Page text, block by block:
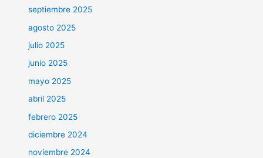
septiembre 2025
agosto 2025
julio 2025
junio 2025
mayo 2025
abril 2025
febrero 2025
diciembre 2024
noviembre 2024